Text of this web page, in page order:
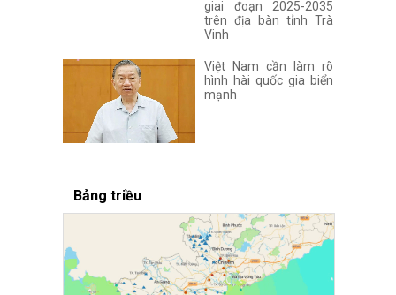
giai đoạn 2025-2035
trên địa bàn tỉnh Trà
Vinh
Việt Nam cần làm rõ
hình hài quốc gia biển
mạnh
Bảng triều